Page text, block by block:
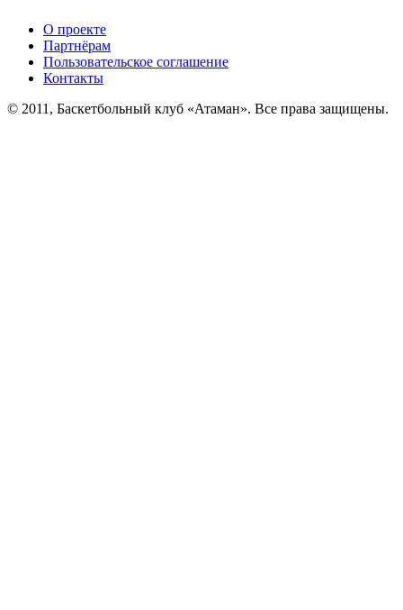
О проекте
Партнёрам
Пользовательское соглашение
Контакты
© 2011, Баскетбольный клуб «Атаман». Все права защищены.